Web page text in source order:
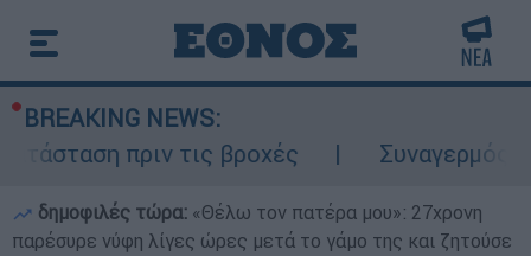
BREAKING NEWS:
πριν τις βροχές
Συναγερμός
δημοφιλές τώρα: «Θέλω τον πατέρα μου»: 27χρονη
παρέσυρε νύφη λίγες ώρες μετά το γάμο της και ζητούσε